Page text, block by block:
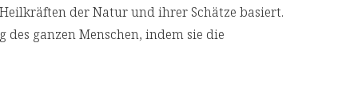
der Natur und ihrer Schätze basiert.
ganzen Menschen, indem sie die